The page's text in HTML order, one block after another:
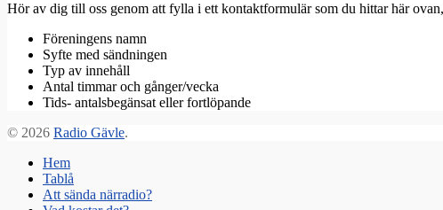
Hör av dig till oss genom att fylla i ett kontaktformulär som du hittar här
Föreningens namn
Syfte med sändningen
Typ av innehåll
Antal timmar och gånger/vecka
Tids- antalsbegänsat eller fortlöpande
© 2026 Radio Gävle.
Hem
Tablå
Att sända närradio?